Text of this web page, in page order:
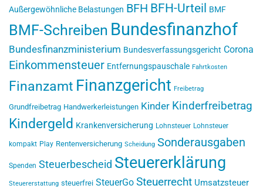
Außergewöhnliche Belastungen BFH BFH-Urteil BMF
BMF-Schreiben Bundesfinanzhof
Bundesfinanzministerium Bundesverfassungsgericht Corona
Einkommensteuer Entfernungspauschale Fahrtkosten
Finanzamt Finanzgericht Freibetrag
Grundfreibetrag Handwerkerleistungen Kinder Kinderfreibetrag
Kindergeld Krankenversicherung Lohnsteuer Lohnsteuer
kompakt Play Rentenversicherung Scheidung Sonderausgaben
Spenden Steuerbescheid Steuererklärung
Steuererstattung steuerfrei SteuerGo Steuerrecht Umsatzsteuer